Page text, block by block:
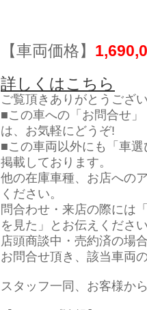
【車両価格】
詳しくはこちら
ご覧頂きありがとうござ
■この車への「お問合せ
は、お気軽にどうぞ!
■この車両以外にも「車
掲載しております。
他の在庫車種、お店への
ください。
問合わせ・来店の際には
を見た」とお伝えくださ
店頭商談中・売約済の場
お問合せ頂き、該当車両
スタッフ一同、お客様か